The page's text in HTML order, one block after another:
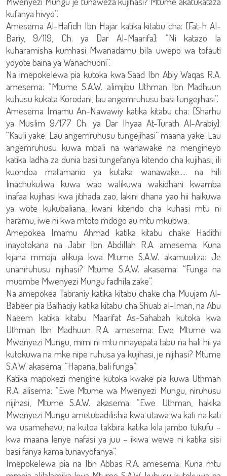
kufanya hivyo”.
Amesema Al-Hafidh Ibn Hajar katika kitabu cha: [Fat-h Al-
Bariy, 9/119, Ch. ya Dar Al-Maarifa]: “Ni katazo la
kuharamisha kumhasi Mwanadamu bila uwepo wa tofauti
yoyote baina ya Wanachuoni”.
Na imepokelewa pia kutoka kwa Saad Ibn Abiy Waqas R.A.
amesema: “Mtume S.A.W. alimjibu Uthman Ibn Madhuun
kuhusu kukata Korodani, lau angemruhusu basi tungejihasi”.
Amesema Imamu An-Nawawiy katika kitabu cha: [Sharhu
ya Muslim 9/177 Ch. ya Dar Ihyaa At-Turath Al-Arabiy]:
“Kauli yake: Lau angemruhusu tungejihasi” maana yake: Lau
angemruhusu kuwa mbali na wanawake na mengineyo
katika ladha za dunia basi tungefanya kitendo cha kujihasi, ili
kuondoa matamanio ya kutaka wanawake..... na hili
linachukuliwa kuwa wao walikuwa wakidhani kwamba
inafaa kujihasi kwa jitihada zao, lakini dhana yao hii haikuwa
ya wote kukubaliana, kwani kitendo cha kuhasi mtu ni
haramu, iwe ni kwa mtoto mdogo au mtu mkubwa.
Amepokea Imamu Ahmad katika kitabu chake Hadithi
inayotokana na Jabir Ibn Abdillah R.A. amesema: Kuna
kijana mmoja alikuja kwa Mtume S.A.W. akamuuliza: Je
unaniruhusu nijihasi? Mtume S.A.W. akasema: “Funga na
muombe Mwenyezi Mungu fadhila zake”.
Na amepokea Tabraniy katika kitabu chake cha Muujam Al-
Babeer pia Baihaqiy katika kitabu cha Shuab al-Iman, na Abu
Naeem katika kitabu Maarifat As-Sahabah kutoka kwa
Uthman Ibn Madhuun R.A. amesema: Ewe Mtume wa
Mwenyezi Mungu, mimi ni mtu ninayepata tabu na hali hii ya
kutokuwa na mke nipe ruhusa ya kujihasi, je nijihasi? Mtume
S.A.W. akasema: “Hapana, bali funga”.
Katika mapokezi mengine kutoka kwake pia kuwa Uthman
R.A. alisema: “Ewe Mtume wa Mwenyezi Mungu, niruhusu
nijihasi, Mtume S.A.W. akasema: “Ewe Uthman, hakika
Mwenyezi Mungu ametubadilishia kwa utawa wa kati na kati
wa usamehevu, na kutoa takbira katika kila jambo tukufu –
kwa maana lenye nafasi ya juu – ikiwa wewe ni katika sisi
basi fanya kama tunavyofanya”.
Imepokelewa pia na Ibn Abbas R.A. amesema: Kuna mtu